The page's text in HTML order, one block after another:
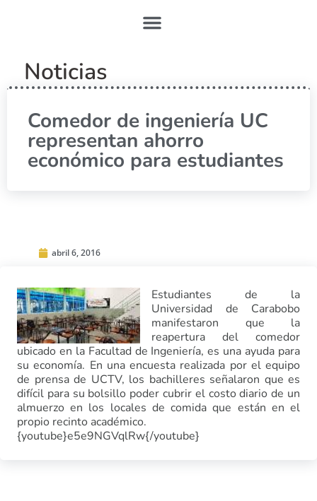
Noticias
Comedor de ingeniería UC
representan ahorro
económico para estudiantes
abril 6, 2016
Estudiantes de la
Universidad de Carabobo
manifestaron que la
reapertura del comedor
ubicado en la Facultad de Ingeniería, es una ayuda para
su economía. En una encuesta realizada por el equipo
de prensa de UCTV, los bachilleres señalaron que es
difícil para su bolsillo poder cubrir el costo diario de un
almuerzo en los locales de comida que están en el
propio recinto académico.
{youtube}e5e9NGVqlRw{/youtube}